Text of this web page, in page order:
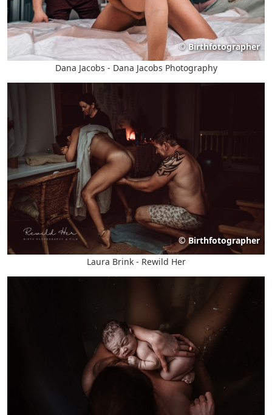
© Birthfotographer
Dana Jacobs - Dana Jacobs Photography
© Birthfotographer
Laura Brink - Rewild Her